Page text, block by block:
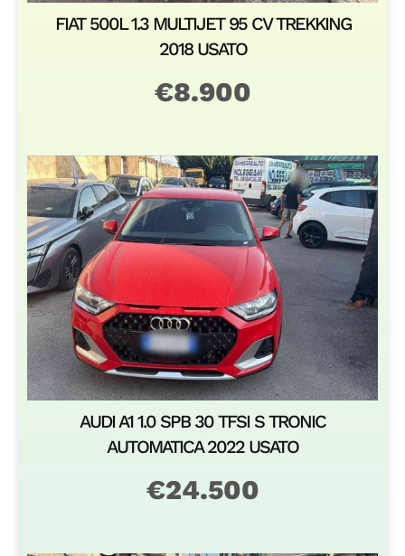
FIAT 500L 1.3 MULTIJET 95 CV TREKKING
2018 USATO
€8.900
AUDI A1 1.0 SPB 30 TFSI S TRONIC
AUTOMATICA 2022 USATO
€24.500